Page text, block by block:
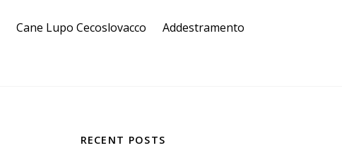
Cane Lupo Cecoslovacco Addestramento
RECENT POSTS